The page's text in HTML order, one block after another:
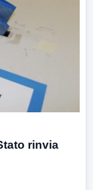
rinvia